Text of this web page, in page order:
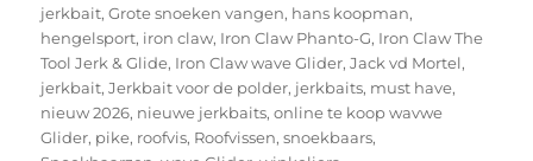
jerkbait,Grote snoeken vangen, hans koopman,
hengelsport, iron claw, Iron Claw Phanto-G, Iron Claw The
Tool Jerk & Glide, Iron Claw wave Glider,Jack vd Mortel,
jerkbait,Jerkbait voor de polder, jerkbaits, must have,
nieuw 2026, nieuwe jerkbaits,online te koop wavwe
Glider, pike, roofvis, Roofvissen,snoekbaars,